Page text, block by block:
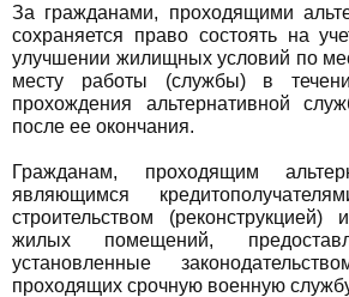
За гражданами, проходящими
сохраняется право состоять на
улучшении жилищных условий по
месту работы (службы) в
прохождения альтернативной
после ее окончания.
Гражданам, проходящим
являющимся
строительством (реконструкцией)
жилых помещений,
установленные
проходящих срочную военную